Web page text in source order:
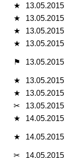
★
13.05.2015
★
13.05.2015
★
13.05.2015
★
13.05.2015
⚑ 13.05.2015
★
13.05.2015
★
13.05.2015
✂
13.05.2015
★
14.05.2015
★ 14.05.2015
✂
14.05.2015